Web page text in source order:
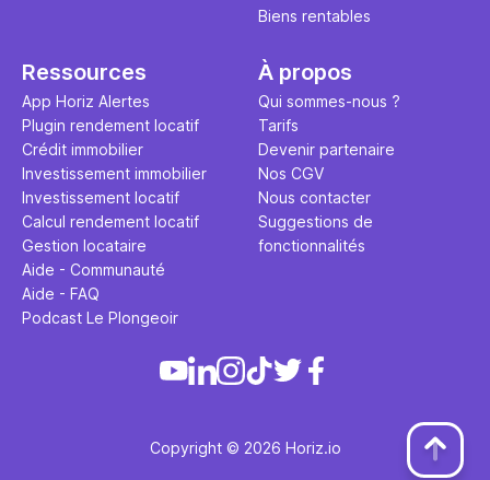
Biens rentables
Ressources
App Horiz Alertes
Plugin rendement locatif
Crédit immobilier
Investissement immobilier
Investissement locatif
Calcul rendement locatif
Gestion locataire
Aide - Communauté
Aide - FAQ
Podcast Le Plongeoir
À propos
Qui sommes-nous ?
Tarifs
Devenir partenaire
Nos CGV
Nous contacter
Suggestions de
fonctionnalités
Copyright © 2026 Horiz.io